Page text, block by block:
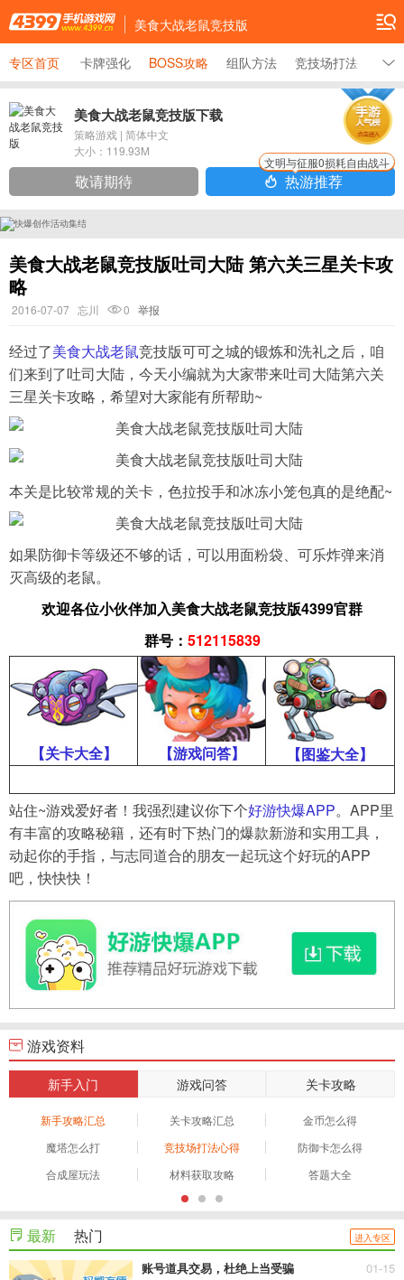
4399手机游戏网
美食大战老鼠竞技版
专区首页 卡牌强化 BOSS攻略 组队方法 竞技场打法 新
展开
美食大战老鼠竞技版下载
策略游戏 | 简体中文
大小： 119.93M
敬请期待 热游推荐
文明与征服0损耗自由战斗
美食大战老鼠竞技版吐司大陆 第六关三星关卡攻
略
2016-07-07 忘川 0 举报
经过了美食大战老鼠竞技版可可之城的锻炼和洗礼之后，咱
们来到了吐司大陆，今天小编就为大家带来吐司大陆第六关
三星关卡攻略，希望对大家能有所帮助~
本关是比较常规的关卡，色拉投手和冰冻小笼包真的是绝配~
如果防御卡等级还不够的话，可以用面粉袋、可乐炸弹来消
灭高级的老鼠。
欢迎各位小伙伴加入美食大战老鼠竞技版4399官群
群号： 512115839
【关卡大全】 【游戏问答】 【图鉴大全】
站住~游戏爱好者！我强烈建议你下个好游快爆APP。APP里
有丰富的攻略秘籍，还有时下热门的爆款新游和实用工具，
动起你的手指，与志同道合的朋友一起玩这个好玩的APP
吧，快快快！
游戏资料
新手入门 游戏问答 关卡攻略
新手攻略汇总 关卡攻略汇总
金币怎么得
魔塔怎么打
竞技场打法心得
防御卡怎么得
合成屋玩法
材料获取攻略 答题大全
最新 热门 进入专区
账号道具交易，杜绝上当受骗 01-15